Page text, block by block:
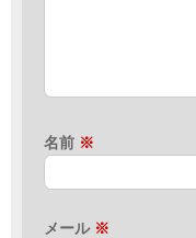
名前 ※
メール ※